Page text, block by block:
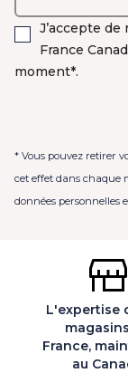
J’accepte
France
moment*.
* Vous pouvez retirer
cet effet dans chaque
données personnelles
L'expertise
France,
au